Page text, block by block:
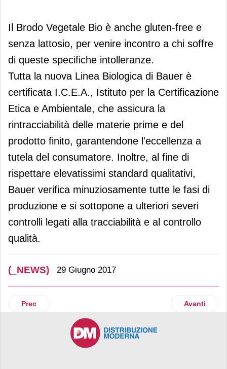
Il Brodo Vegetale Bio è anche gluten-free e
senza lattosio, per venire incontro a chi soffre
di queste specifiche intolleranze.
Tutta la nuova Linea Biologica di Bauer è
certificata I.C.E.A., Istituto per la Certificazione
Etica e Ambientale, che assicura la
rintracciabilità delle materie prime e del
prodotto finito, garantendone l'eccellenza a
tutela del consumatore. Inoltre, al fine di
rispettare elevatissimi standard qualitativi,
Bauer verifica minuziosamente tutte le fasi di
produzione e si sottopone a ulteriori severi
controlli legati alla tracciabilità e al controllo
qualità.
(_NEWS) 29 Giugno 2017
Articolo precedente: Meliconi festeggia il 50° anniversario
Prec Articolo
Avanti